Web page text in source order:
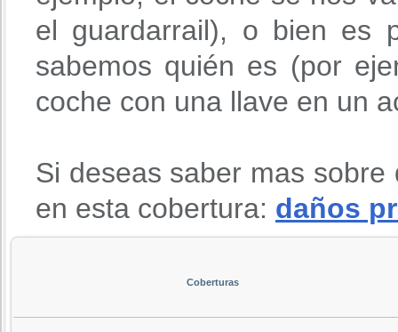
el guardarrail), o bien es
sabemos quién es (por
coche con una llave en un
Si deseas saber mas
en esta cobertura: daños
Coberturas